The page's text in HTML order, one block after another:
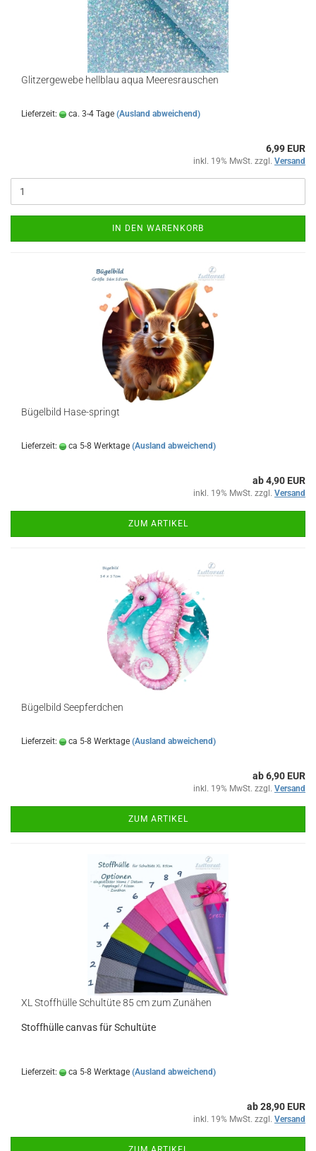
Glitzergewebe hellblau aqua Meeresrauschen
Lieferzeit: ca. 3-4 Tage (Ausland abweichend)
6,99 EUR
inkl. 19% MwSt. zzgl. Versand
IN DEN WARENKORB
Bügelbild Hase-springt
Lieferzeit: ca 5-8 Werktage (Ausland abweichend)
ab 4,90 EUR
inkl. 19% MwSt. zzgl. Versand
ZUM ARTIKEL
Bügelbild Seepferdchen
Lieferzeit: ca 5-8 Werktage (Ausland abweichend)
ab 6,90 EUR
inkl. 19% MwSt. zzgl. Versand
ZUM ARTIKEL
XL Stoffhülle Schultüte 85 cm zum Zunähen
Stoffhülle canvas für Schultüte
Lieferzeit: ca 5-8 Werktage (Ausland abweichend)
ab 28,90 EUR
inkl. 19% MwSt. zzgl. Versand